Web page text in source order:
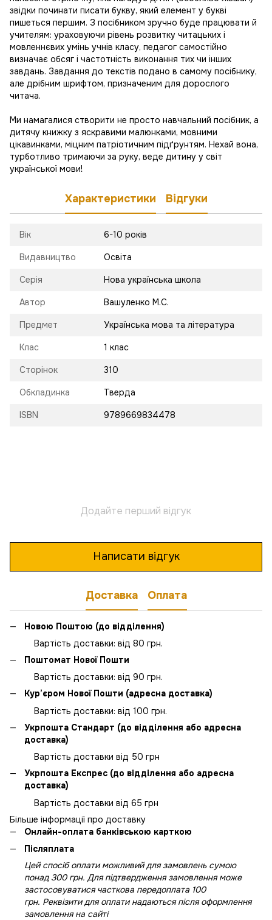
звідки починати писати букву, який елемент у букві
пишеться першим. З посібником зручно буде працювати й
учителям: ураховуючи рівень розвитку читацьких і
мовленнєвих умінь учнів класу, педагог самостійно
визначає обсяг і частотність виконання тих чи інших
завдань. Завдання до текстів подано в самому посібнику,
але дрібним шрифтом, призначеним для дорослого
читача.
Ми намагалися створити не просто навчальний посібник, а
дитячу книжку з яскравими малюнками, мовними
цікавинками, міцним патріотичним підґрунтям. Нехай вона,
турботливо тримаючи за руку, веде дитину у світ
української мови!
Характеристики Відгуки
Вік 6-10 років
Видавництво Освіта
Серія Нова українська школа
Автор Вашуленко М.С.
Предмет Українська мова та література
Клас 1 клас
Сторінок 310
Обкладинка Тверда
ISBN 9789669834478
Додайте перший відгук
Написати відгук
Доставка Оплата
Новою Поштою (до відділення)
Вартість доставки: від 80 грн.
Поштомат Нової Пошти
Вартість доставки: від 90 грн.
Кур’єром Нової Пошти (адресна доставка)
Вартість доставки: від 100 грн.
Укрпошта Стандарт (до відділення або адресна
доставка)
Вартість доставки від 50 грн
Укрпошта Експрес (до відділення або адресна
доставка)
Вартість доставки від 65 грн
Більше інформації про доставку
Онлайн-оплата банківською карткою
Післяплата
Цей спосіб оплати можливий для замовлень сумою
понад 300 грн. Для підтвердження замовлення може
застосовуватися часткова передоплата 100
грн. Реквізити для оплати надаються після оформлення
замовлення на сайті